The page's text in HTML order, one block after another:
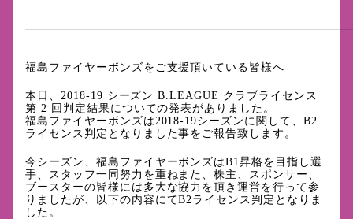
福島ファイヤーボンズをご支援頂いている皆様へ
本日、2018-19 シーズン B.LEAGUE クラブライセンス
第 2 回判定結果についての発表がありました。
福島ファイヤーボンズは2018-19シーズンに関して、B2
ライセンス判定となりました事をご報告致します。
今シーズン、福島ファイヤーボンズはB1昇格を目指し選
手、スタッフ一同努力を重ねまた、株主、スポンサー、
ブースターの皆様には多大な協力を頂き運営を行って参
りましたが、以下の内容にてB2ライセンス判定となりま
した。